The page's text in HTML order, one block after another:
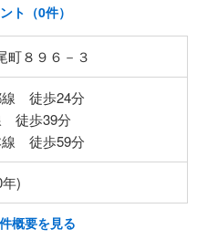
ト（0件）
町８９６－３
線 徒歩24分
徒歩39分
線 徒歩59分
)
概要を見る